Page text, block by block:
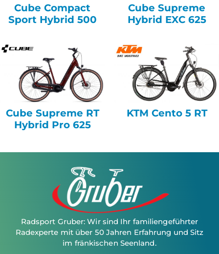
Cube Compact
Sport Hybrid 500
Cube Supreme
Hybrid EXC 625
Cube Supreme RT
Hybrid Pro 625
KTM Cento 5 RT
Radsport Gruber: Wir sind Ihr familiengeführter
Radexperte mit über 50 Jahren Erfahrung und Sitz
im fränkischen Seenland.